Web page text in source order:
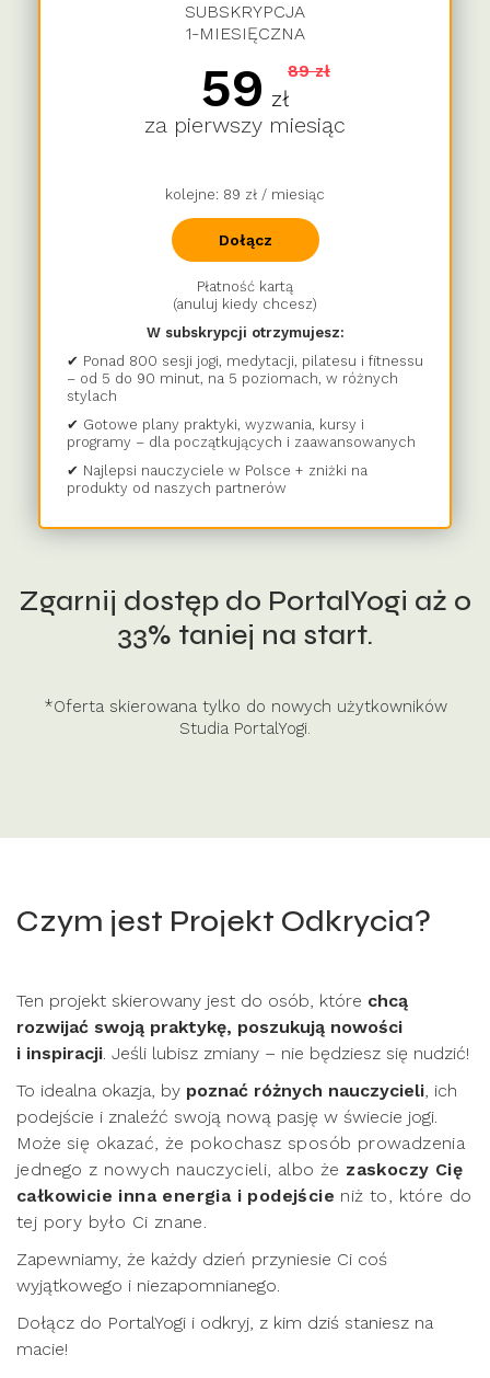
SUBSKRYPCJA
1-MIESIĘCZNA
59 zł
89 zł
za pierwszy miesiąc
kolejne: 89 zł / miesiąc
Dołącz
Płatność kartą
(anuluj kiedy chcesz)
W subskrypcji otrzymujesz:
✔ Ponad 800 sesji jogi, medytacji, pilatesu i fitnessu
– od 5 do 90 minut, na 5 poziomach, w różnych
stylach
✔ Gotowe plany praktyki, wyzwania, kursy i
programy – dla początkujących i zaawansowanych
✔ Najlepsi nauczyciele w Polsce + zniżki na
produkty od naszych partnerów
Zgarnij dostęp do PortalYogi aż o
33% taniej na start.
*Oferta skierowana tylko do nowych użytkowników
Studia PortalYogi.
Czym jest Projekt Odkrycia?
Ten projekt skierowany jest do osób, które chcą
rozwijać swoją praktykę, poszukują nowości
i inspiracji. Jeśli lubisz zmiany – nie będziesz się nudzić!
To idealna okazja, by poznać różnych nauczycieli, ich
podejście i znaleźć swoją nową pasję w świecie jogi.
Może się okazać, że pokochasz sposób prowadzenia
jednego z nowych nauczycieli, albo że zaskoczy Cię
całkowicie inna energia i podejście niż to, które do
tej pory było Ci znane.
Zapewniamy, że każdy dzień przyniesie Ci coś
wyjątkowego i niezapomnianego.
Dołącz do PortalYogi i odkryj, z kim dziś staniesz na
macie!